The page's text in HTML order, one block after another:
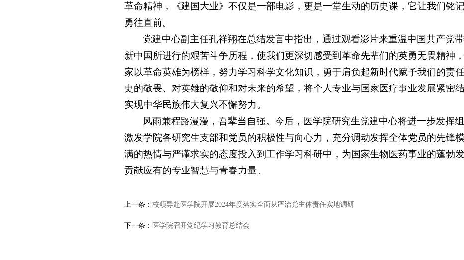
革命精神，《建国大业》不仅是一部电影，更是一堂生动的历史课，它让我们铭
勇往直前。
党建中心副主任孔祥翔在总结发言中指出，通过观看影片来重温中国共产党
新中国所进行的艰苦斗争历程，使我们更深切感受到革命先辈们的英勇无畏精神
家以革命英雄为榜样，努力学习科学文化知识，勇于肩负起新时代赋予我们的责
史的敬畏、对英雄的敬仰和对未来的希望，将个人专业与国家医疗事业发展紧密
实现中华民族伟大复兴不懈努力。
风雨兼程路漫漫，吾辈当自强。今后，医学院研究生党建中心将进一步发挥
激发学院各研究生支部和党员的积极性与向心力，充分调动发挥全体党员的先锋
满的热情与严谨求实的态度投入到工作学习科研中，为国家生物医药事业的蓬勃
贡献应有的专业智慧与青春力量。
上一条： 校领导赴医学院开展2024年度落实全面从严治党主体责任实地调研
下一条： 医学院召开党纪学习教育总结会